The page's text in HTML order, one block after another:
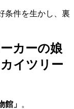
条件を生かし、裏
カーの娘
イツリー
館」 。